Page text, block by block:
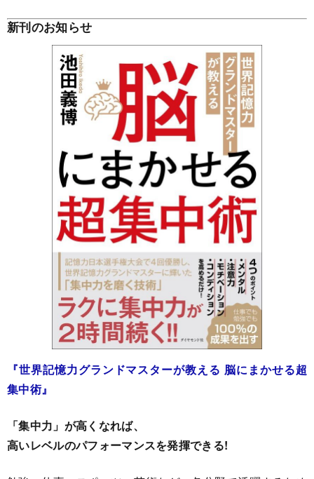
新刊のお知らせ
『世界記憶力グランドマスターが教える 脳にまかせる超
集中術』
「集中力」が高くなれば、
高いレベルのパフォーマンスを発揮できる!